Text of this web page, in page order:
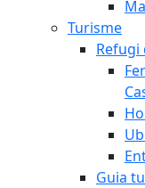
Turisme
Refugi
Guia